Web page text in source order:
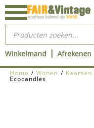
Ga
naar
inhoud
Producten
zoeken
Winkelmand Afrekenen
Home /Wonen / Kaarsen
Ecocandles